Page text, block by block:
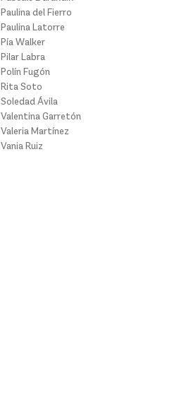
Paulina del Fierro
Paulina Latorre
Pía Walker
Pilar Labra
Polín Fugón
Rita Soto
Soledad Ávila
Valentina Garretón
Valeria Martínez
Vania Ruiz